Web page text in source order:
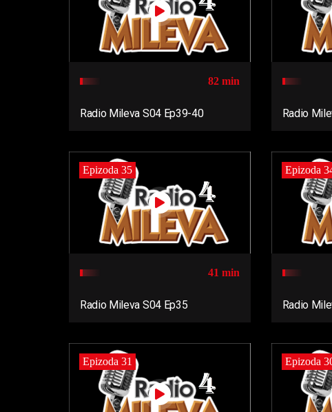
82 min
Radio Mileva S04 Ep39-40 Radio
Epizoda 35
41 min
Radio Mileva S04 Ep35
Epizoda
Radio
Epizoda 31 Epizoda